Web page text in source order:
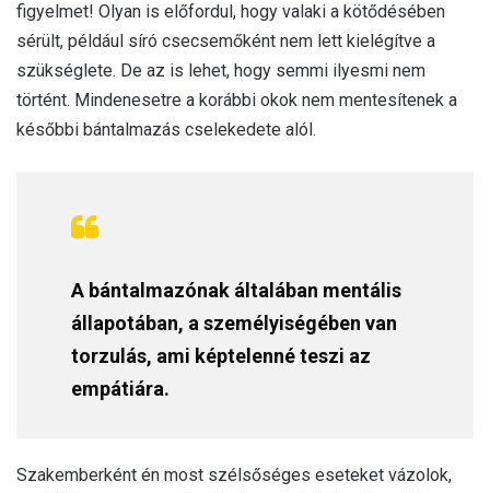
figyelmet! Olyan is előfordul, hogy valaki a kötődésében
sérült, például síró csecsemőként nem lett kielégítve a
szükséglete. De az is lehet, hogy semmi ilyesmi nem
történt. Mindenesetre a korábbi okok nem mentesítenek a
későbbi bántalmazás cselekedete alól.
A bántalmazónak általában mentális
állapotában, a személyiségében van
torzulás, ami képtelenné teszi az
empátiára.
Szakemberként én most szélsőséges eseteket vázolok,